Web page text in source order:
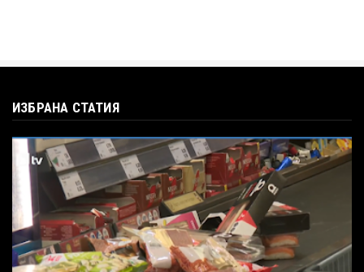
ИЗБРАНА СТАТИЯ